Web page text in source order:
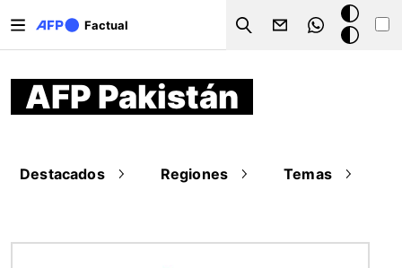
Factual
Search
Modo
oscuro
AFP Pakistán
Destacados Regiones Temas